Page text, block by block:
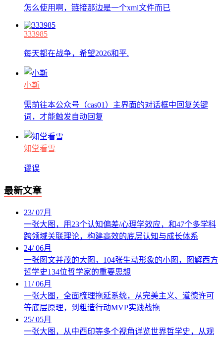
怎么使用啊，链接那边是一个xml文件而已
333985
每天都在战争，希望2026和平.
小斯
需前往本公众号（cas01）主界面的对话框中回复关键
词，才能触发自动回复
知堂看雪
谬误
最新文章
23/07月
一张大图，用23个认知偏差/心理学效应，和47个多学科
跨领域关联理论，构建高效的底层认知与成长体系
24/06月
一张图文并茂的大图，104张生动形象的小图，图解西方
哲学史134位哲学家的重要思想
11/06月
一张大图，全面梳理拖延系统，从完美主义、道德许可
等底层原理，到粗造行动MVP实践战拖
25/05月
一张大图，从中西印等多个视角详览世界哲学史，从观